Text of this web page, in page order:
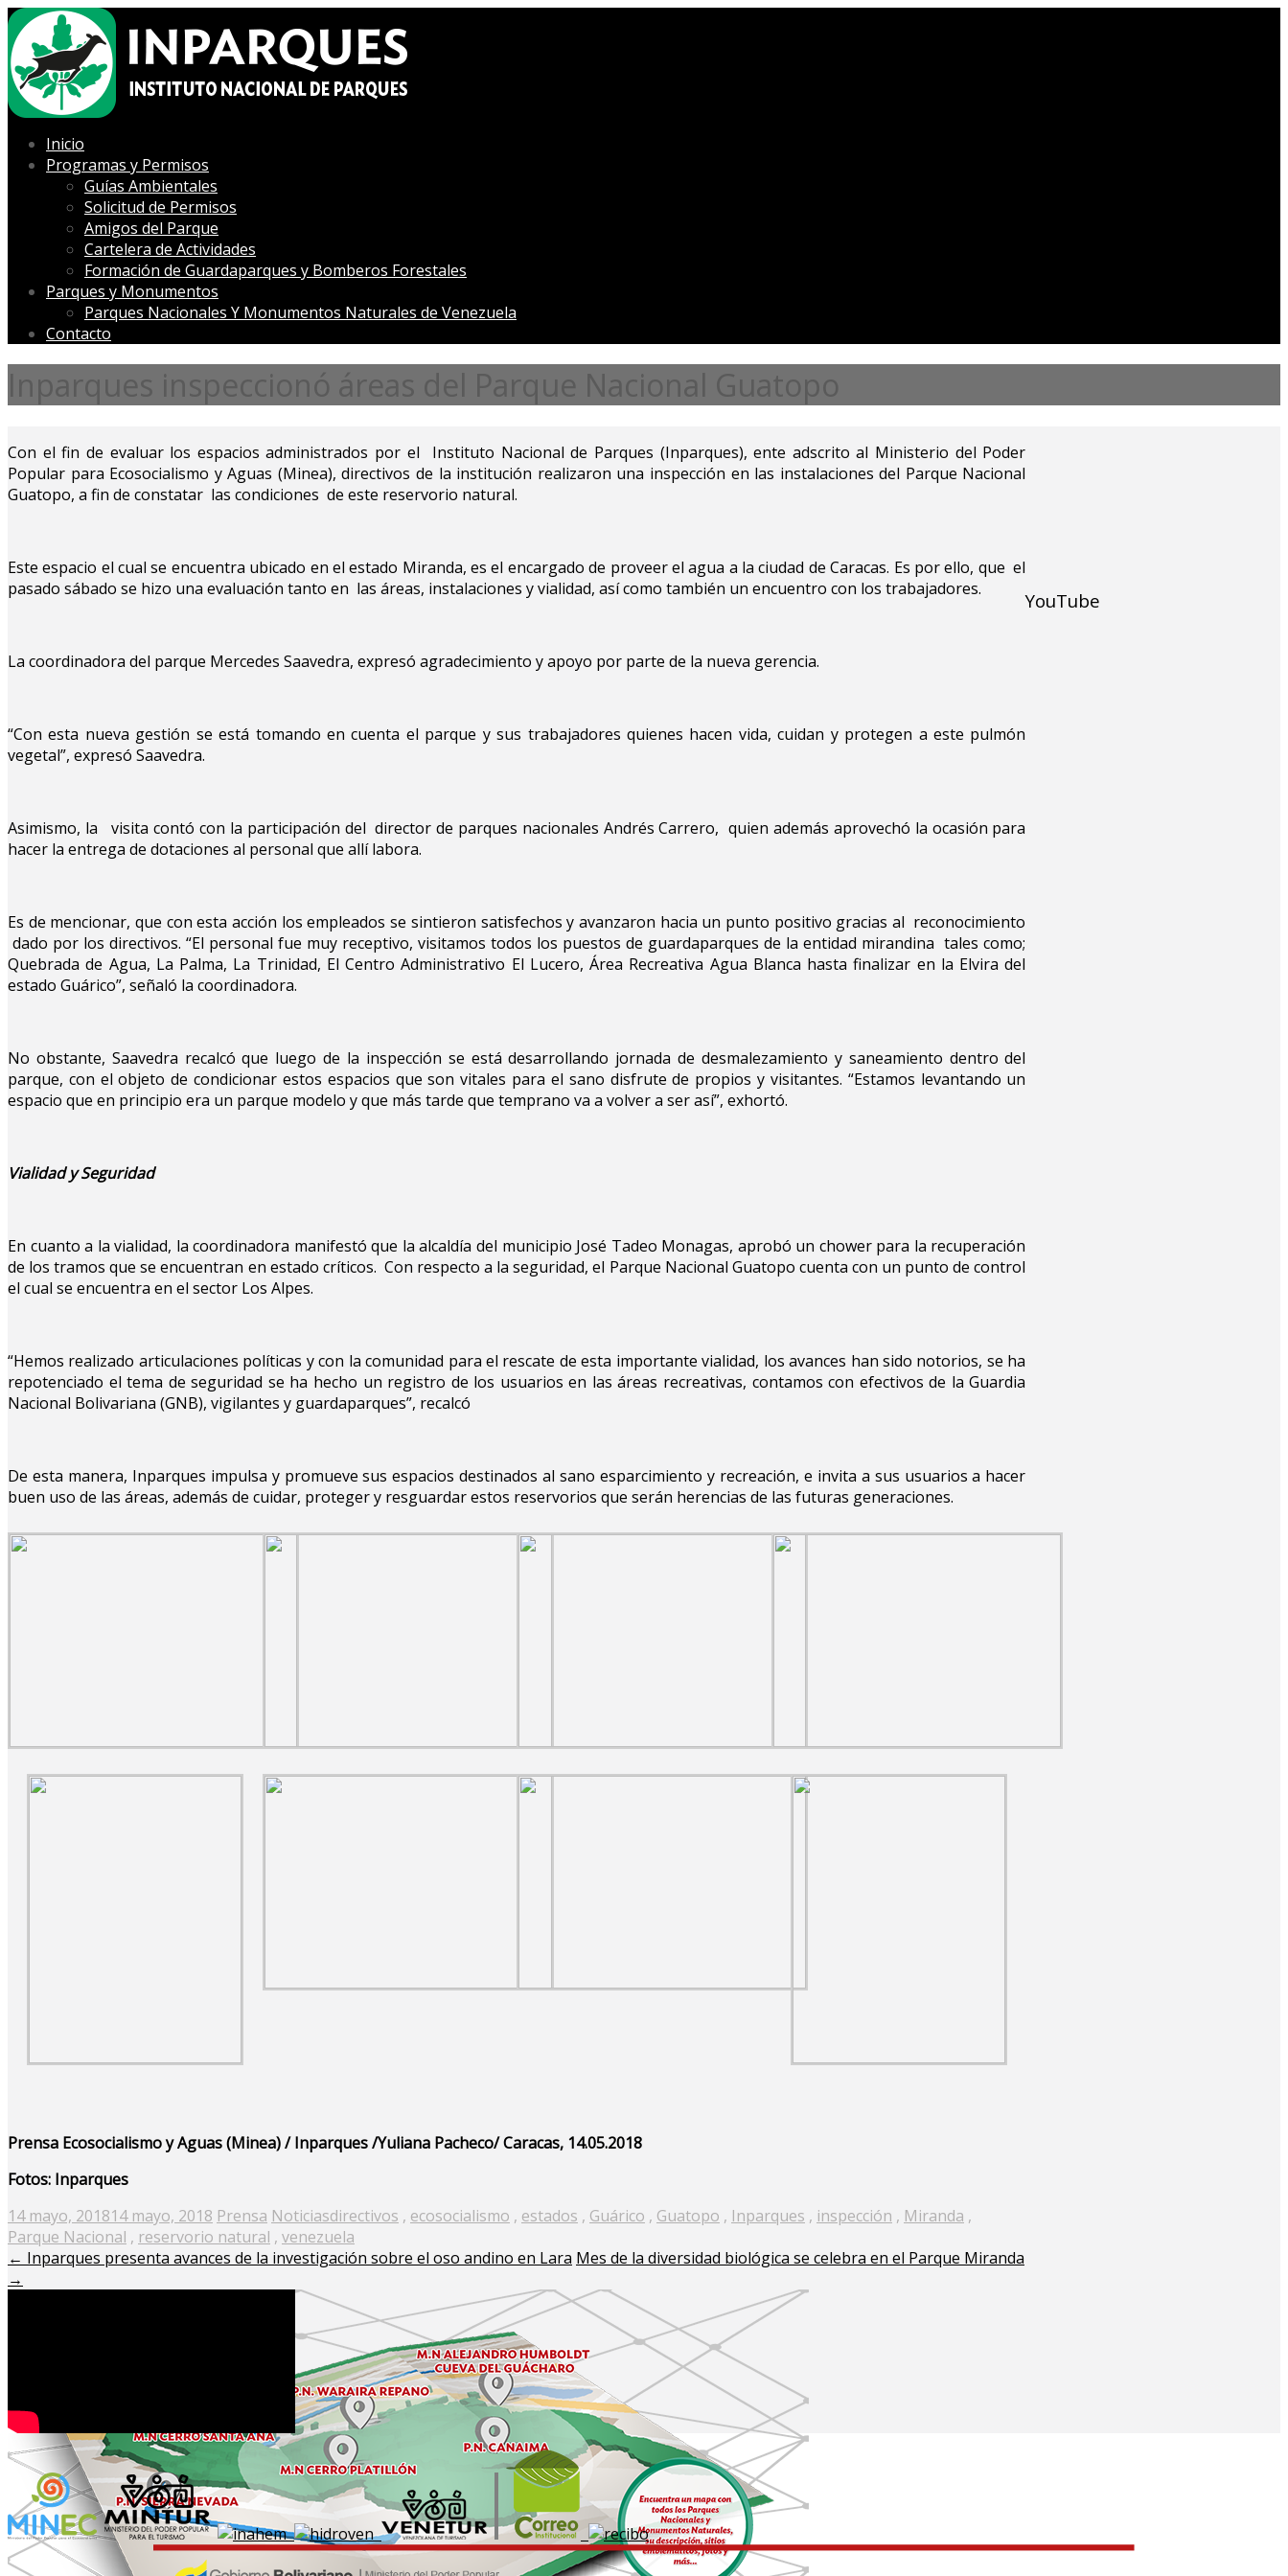
Inicio
Programas y Permisos
Guías Ambientales
Solicitud de Permisos
Amigos del Parque
Cartelera de Actividades
Formación de Guardaparques y Bomberos Forestales
Parques y Monumentos
Parques Nacionales Y Monumentos Naturales de Venezuela
Contacto
Inparques inspeccionó áreas del Parque Nacional Guatopo
Con el fin de evaluar los espacios administrados por el Instituto Nacional de Parques (Inparques), ente adscrito al Ministerio del Poder
Popular para Ecosocialismo y Aguas (Minea), directivos de la institución realizaron una inspección en las instalaciones del Parque Nacional
Guatopo, a fin de constatar las condiciones de este reservorio natural.
Este espacio el cual se encuentra ubicado en el estado Miranda, es el encargado de proveer el agua a la ciudad de Caracas. Es por ello, que el
pasado sábado se hizo una evaluación tanto en las áreas, instalaciones y vialidad, así como también un encuentro con los trabajadores.
La coordinadora del parque Mercedes Saavedra, expresó agradecimiento y apoyo por parte de la nueva gerencia.
“Con esta nueva gestión se está tomando en cuenta el parque y sus trabajadores quienes hacen vida, cuidan y protegen a este pulmón
vegetal”, expresó Saavedra.
Asimismo, la visita contó con la participación del director de parques nacionales Andrés Carrero, quien además aprovechó la ocasión para
hacer la entrega de dotaciones al personal que allí labora.
Es de mencionar, que con esta acción los empleados se sintieron satisfechos y avanzaron hacia un punto positivo gracias al reconocimiento
dado por los directivos. “El personal fue muy receptivo, visitamos todos los puestos de guardaparques de la entidad mirandina tales como;
Quebrada de Agua, La Palma, La Trinidad, El Centro Administrativo El Lucero, Área Recreativa Agua Blanca hasta finalizar en la Elvira del
estado Guárico”, señaló la coordinadora.
No obstante, Saavedra recalcó que luego de la inspección se está desarrollando jornada de desmalezamiento y saneamiento dentro del
parque, con el objeto de condicionar estos espacios que son vitales para el sano disfrute de propios y visitantes. “Estamos levantando un
espacio que en principio era un parque modelo y que más tarde que temprano va a volver a ser así”, exhortó.
Vialidad y Seguridad
En cuanto a la vialidad, la coordinadora manifestó que la alcaldía del municipio José Tadeo Monagas, aprobó un chower para la recuperación
de los tramos que se encuentran en estado críticos. Con respecto a la seguridad, el Parque Nacional Guatopo cuenta con un punto de control
el cual se encuentra en el sector Los Alpes.
“Hemos realizado articulaciones políticas y con la comunidad para el rescate de esta importante vialidad, los avances han sido notorios, se ha
repotenciado el tema de seguridad se ha hecho un registro de los usuarios en las áreas recreativas, contamos con efectivos de la Guardia
Nacional Bolivariana (GNB), vigilantes y guardaparques”, recalcó
De esta manera, Inparques impulsa y promueve sus espacios destinados al sano esparcimiento y recreación, e invita a sus usuarios a hacer
buen uso de las áreas, además de cuidar, proteger y resguardar estos reservorios que serán herencias de las futuras generaciones.
Prensa Ecosocialismo y Aguas (Minea) / Inparques /Yuliana Pacheco/ Caracas, 14.05.2018
Fotos: Inparques
Posted
on
14 mayo, 201814 mayo, 2018 Prensa Noticiasdirectivos , ecosocialismo , estados , Guárico , Guatopo , Inparques , inspección , Miranda ,
Parque Nacional , reservorio natural , venezuela
← Inparques presenta avances de la investigación sobre el oso andino en Lara Mes de la diversidad biológica se celebra en el Parque Miranda
→
YouTube